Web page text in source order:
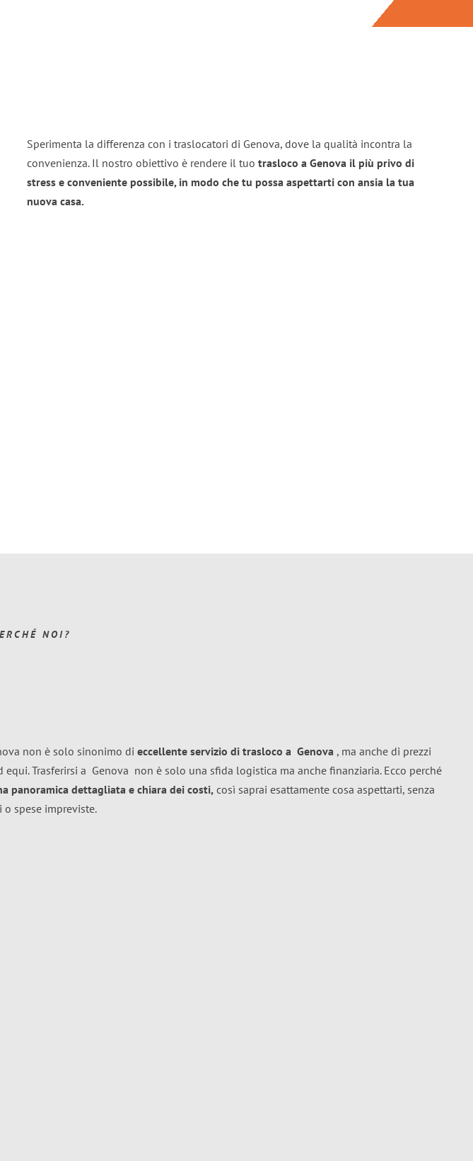
Sperimenta la differenza con i traslocatori di Genova, dove la qualità incontra la
convenienza. Il nostro obiettivo è rendere il tuo trasloco a Genova il più privo di
stress e conveniente possibile, in modo che tu possa aspettarti con ansia la tua
nuova casa.
NOI?
non è solo sinonimo di eccellente servizio di trasloco a Genova , ma anche di prezzi
equi. Trasferirsi a Genova non è solo una sfida logistica ma anche finanziaria. Ecco perché
panoramica dettagliata e chiara dei costi, così saprai esattamente cosa aspettarti, senza
o spese impreviste.